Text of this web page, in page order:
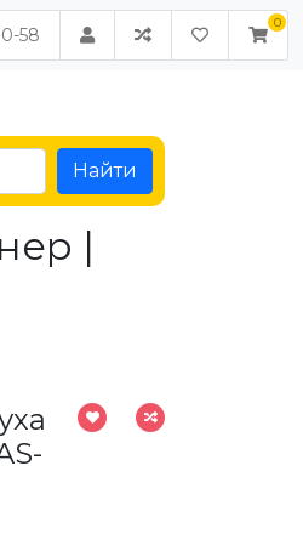
58
Найти
|